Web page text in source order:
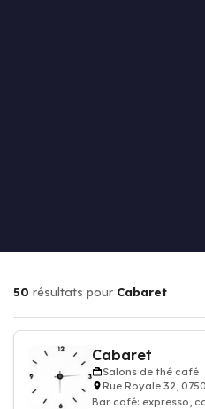
50 résultats pour Cabaret
Cabaret
Salons de thé café
Rue Royale 32,
Bar café: expresso,